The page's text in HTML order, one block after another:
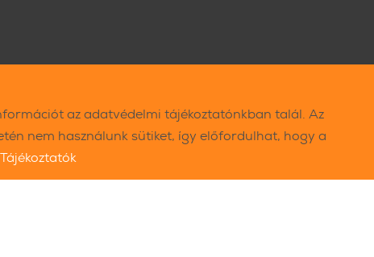
az adatvédelmi tájékoztatónkban talál. Az
nem használunk sütiket, így előfordulhat, hogy a